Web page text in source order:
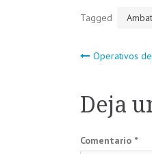
Tagged
de
Operativos
Deja
Comentario *